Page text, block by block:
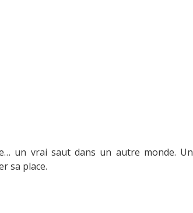
un vrai saut dans un autre monde. Un
sa place.